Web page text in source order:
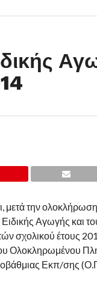
την ολοκλήρωση
Αγωγής και
σχολικού έτους
Ολοκληρωμένου
Εκπ/σης